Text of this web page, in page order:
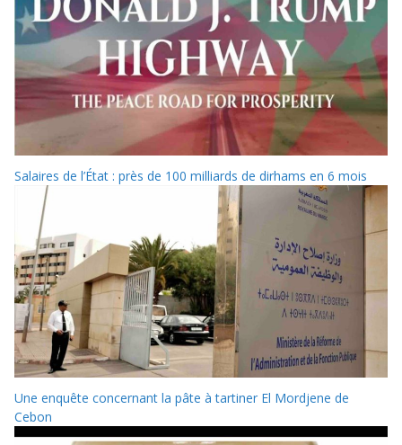
Salaires de l’État : près de 100 milliards de dirhams en 6 mois
Une enquête concernant la pâte à tartiner El Mordjene de
Cebon